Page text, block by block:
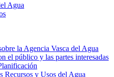
Agua
la Agencia Vasca del Agua
el público y las partes interesadas
Recursos y Usos del Agua